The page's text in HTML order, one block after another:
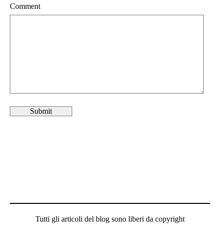
Comment
Tutti gli articoli del blog sono liberi da copyright